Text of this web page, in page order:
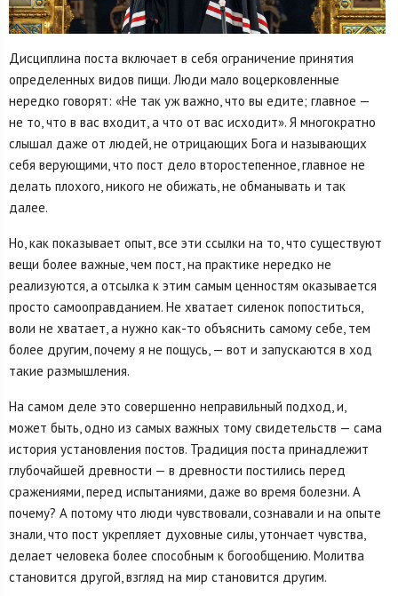
Дисциплина поста включает в себя ограничение принятия
определенных видов пищи. Люди мало воцерковленные
нередко говорят: «Не так уж важно, что вы едите; главное —
не то, что в вас входит, а что от вас исходит». Я многократно
слышал даже от людей, не отрицающих Бога и называющих
себя верующими, что пост дело второстепенное, главное не
делать плохого, никого не обижать, не обманывать и так
далее.
Но, как показывает опыт, все эти ссылки на то, что существуют
вещи более важные, чем пост, на практике нередко не
реализуются, а отсылка к этим самым ценностям оказывается
просто самооправданием. Не хватает силенок попоститься,
воли не хватает, а нужно как-то объяснить самому себе, тем
более другим, почему я не пощусь, — вот и запускаются в ход
такие размышления.
На самом деле это совершенно неправильный подход, и,
может быть, одно из самых важных тому свидетельств — сама
история установления постов. Традиция поста принадлежит
глубочайшей древности — в древности постились перед
сражениями, перед испытаниями, даже во время болезни. А
почему? А потому что люди чувствовали, сознавали и на опыте
знали, что пост укрепляет духовные силы, утончает чувства,
делает человека более способным к богообщению. Молитва
становится другой, взгляд на мир становится другим.